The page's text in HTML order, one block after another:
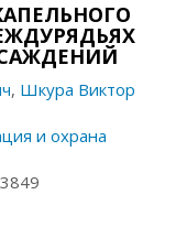
, Шкура Виктор
и охрана